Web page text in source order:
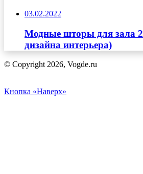
03.02.2022
Модные шторы для зала
дизайна интерьера)
© Copyright 2026, Vogde.ru
Кнопка «Наверх»